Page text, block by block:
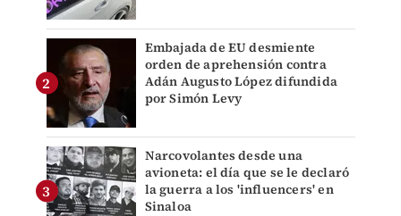
Embajada de EU desmiente
orden de aprehensión contra
Adán Augusto López difundida
por Simón Levy
Narcovolantes desde una
avioneta: el día que se le declaró
la guerra a los 'influencers' en
Sinaloa